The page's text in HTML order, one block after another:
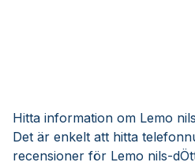
Hitta information om Lemo
Det är enkelt att hitta
recensioner för Lemo nils-